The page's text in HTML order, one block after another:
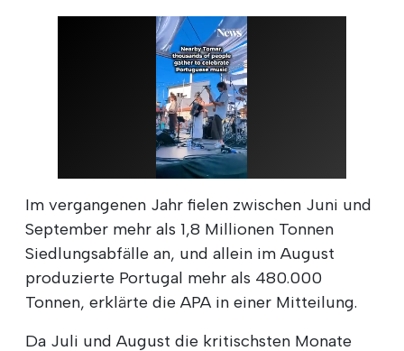
Im vergangenen Jahr fielen zwischen Juni und
September mehr als 1,8 Millionen Tonnen
Siedlungsabfälle an, und allein im August
produzierte Portugal mehr als 480.000
Tonnen, erklärte die APA in einer Mitteilung.
Da Juli und August die kritischsten Monate